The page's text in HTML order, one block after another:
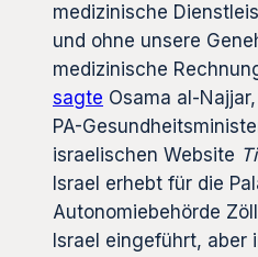
medizinische
und ohne unsere
medizinische
sagte Osama al-
PA-
israelischen Website
Israel erhebt für die
Autonomiebehörde
Israel eingeführt, aber